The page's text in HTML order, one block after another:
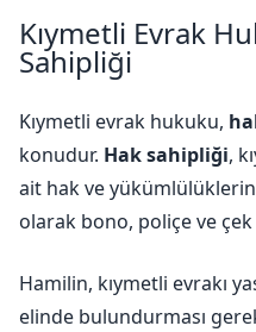
Kıymetli Evrak
Sahipliği
Kıymetli evrak hukuku,
konudur. Hak sahipliği,
ait hak ve
olarak bono, poliçe ve
Hamilin, kıymetli evrakı
elinde bulundurması